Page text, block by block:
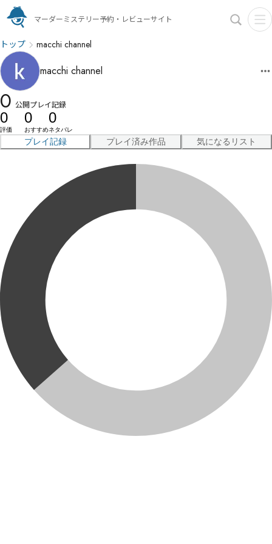
マーダーミステリー予約・レビューサイト
トップ macchi channel
macchi channel
0 公開プレイ記録
0
評価
0
おすすめ
0
ネタバレ
プレイ記録 プレイ済み作品 気になるリスト